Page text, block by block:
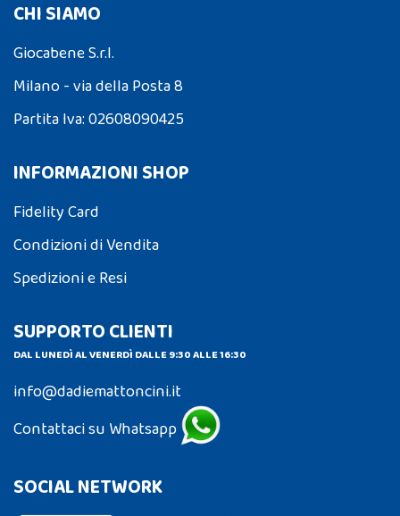
CHI SIAMO
Giocabene S.r.l.
Milano - via della Posta 8
Partita Iva: 02608090425
INFORMAZIONI SHOP
Fidelity Card
Condizioni di Vendita
Spedizioni e Resi
SUPPORTO CLIENTI
DAL LUNEDÌ AL VENERDÌ DALLE 9:30 ALLE 16:30
info@dadiemattoncini.it
Contattaci su Whatsapp
SOCIAL NETWORK